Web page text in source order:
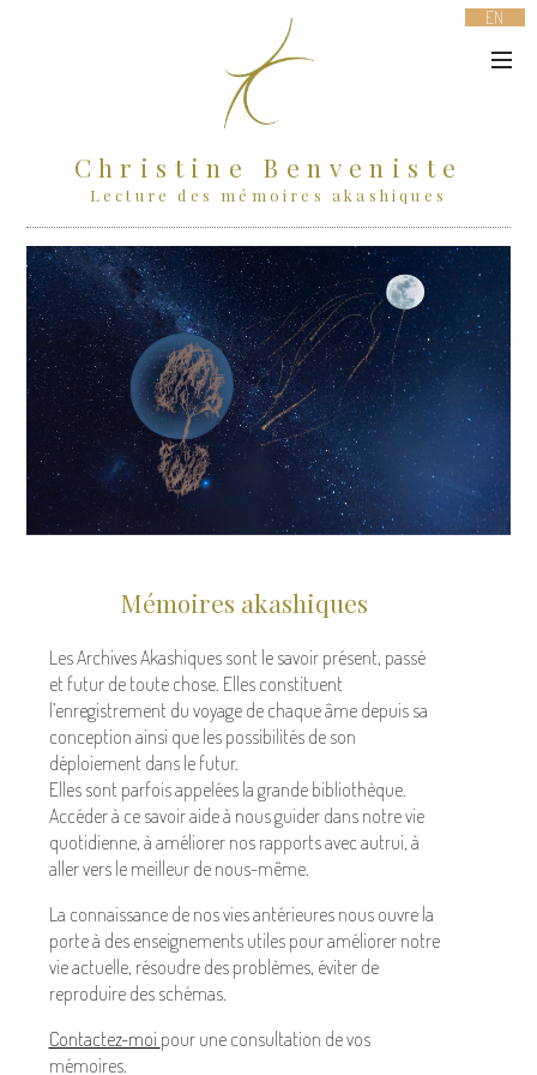
EN
Christine Benveniste
Lecture des mémoires akashiques
Mémoires akashiques
Les Archives Akashiques sont le savoir présent, passé
et futur de toute chose. Elles constituent
l’enregistrement du voyage de chaque âme depuis sa
conception ainsi que les possibilités de son
déploiement dans le futur.
Elles sont parfois appelées la grande bibliothèque.
Accéder à ce savoir aide à nous guider dans notre vie
quotidienne, à améliorer nos rapports avec autrui, à
aller vers le meilleur de nous-même.
La connaissance de nos vies antérieures nous ouvre la
porte à des enseignements utiles pour améliorer notre
vie actuelle, résoudre des problèmes, éviter de
reproduire des schémas.
Contactez-moi pour une consultation de vos
mémoires.